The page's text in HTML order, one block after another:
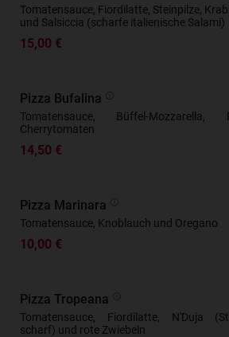
Tomatensauce, Fiordilatte, Steinpilze,
und Salsiccia (scharfe italienische Salami)
15,00 €
Pizza Bufalina
Tomatensauce, Büffel-
Cherrytomaten
14,50 €
Pizza Marinara
Tomatensauce, Knoblauch und Oregano
10,00 €
Pizza Tropeana
Tomatensauce, Fiordilatte, N'Duja
scharf) und rote Zwiebeln